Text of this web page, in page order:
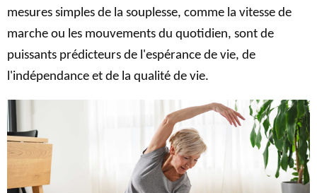
mesures simples de la souplesse, comme la vitesse de
marche ou les mouvements du quotidien, sont de
puissants prédicteurs de l'espérance de vie, de
l'indépendance et de la qualité de vie.